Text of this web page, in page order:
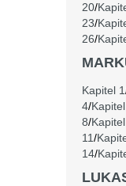
20/
23/
26/
Kapitel 1
4/
8/
11/
14/